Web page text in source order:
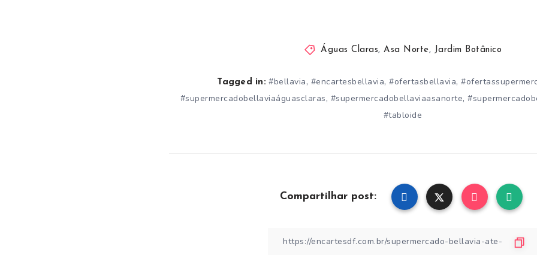
Águas Claras,Asa Norte, Jardim Botânico
Tagged in: #bellavia, #encartesbellavia,#ofertasbellavia,
#supermercadobellaviaáguasclaras, #supermercadobellaviaasanorte,
#tabloide
Compartilhar post: